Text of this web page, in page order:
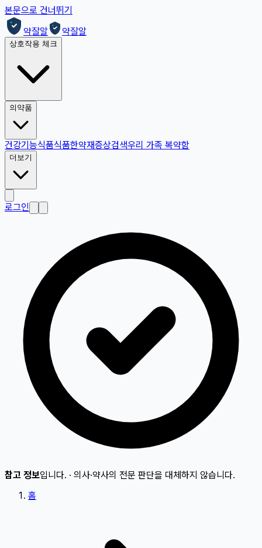
본문으로 건너뛰기
약잘알
약잘알
상호작용 체크
의약품
건강기능식품식품한약재증상검색우리 가족 복약함
더보기
로그인
참고 정보입니다. · 의사·약사의 전문 판단을 대체하지 않습니다.
홈